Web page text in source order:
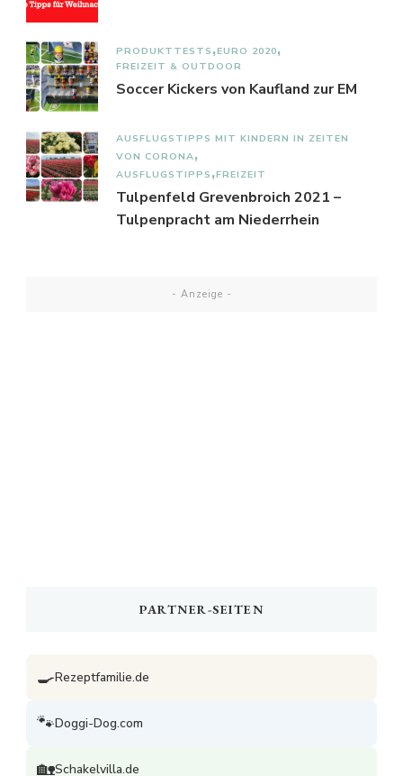
PRODUKTTESTS EURO 2020
FREIZEIT & OUTDOOR
Soccer Kickers von Kaufland zur EM
AUSFLUGSTIPPS MIT KINDERN IN ZEITEN
VON CORONA
AUSFLUGSTIPPS FREIZEIT
Tulpenfeld Grevenbroich 2021 –
Tulpenpracht am Niederrhein
- Anzeige -
PARTNER-SEITEN
🍳Rezeptfamilie.de
🐾Doggi-Dog.com
🏡Schakelvilla.de